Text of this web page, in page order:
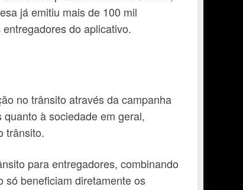
já emitiu mais de 100 mil
do aplicativo.
no trânsito através da campanha
à sociedade em geral,
trânsito.
para entregadores, combinando
só beneficiam diretamente os